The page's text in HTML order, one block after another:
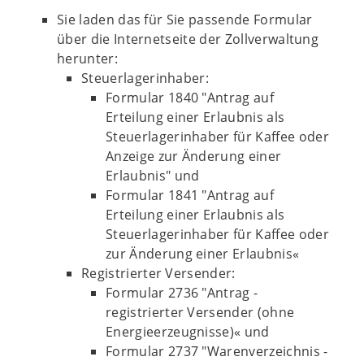
Sie laden das für Sie passende Formular
über die Internetseite der Zollverwaltung
herunter:
Steuerlagerinhaber:
Formular 1840 "Antrag auf
Erteilung einer Erlaubnis als
Steuerlagerinhaber für Kaffee oder
Anzeige zur Änderung einer
Erlaubnis" und
Formular 1841 "Antrag auf
Erteilung einer Erlaubnis als
Steuerlagerinhaber für Kaffee oder
zur Änderung einer Erlaubnis«
Registrierter Versender:
Formular 2736 "Antrag -
registrierter Versender (ohne
Energieerzeugnisse)« und
Formular 2737 "Warenverzeichnis -